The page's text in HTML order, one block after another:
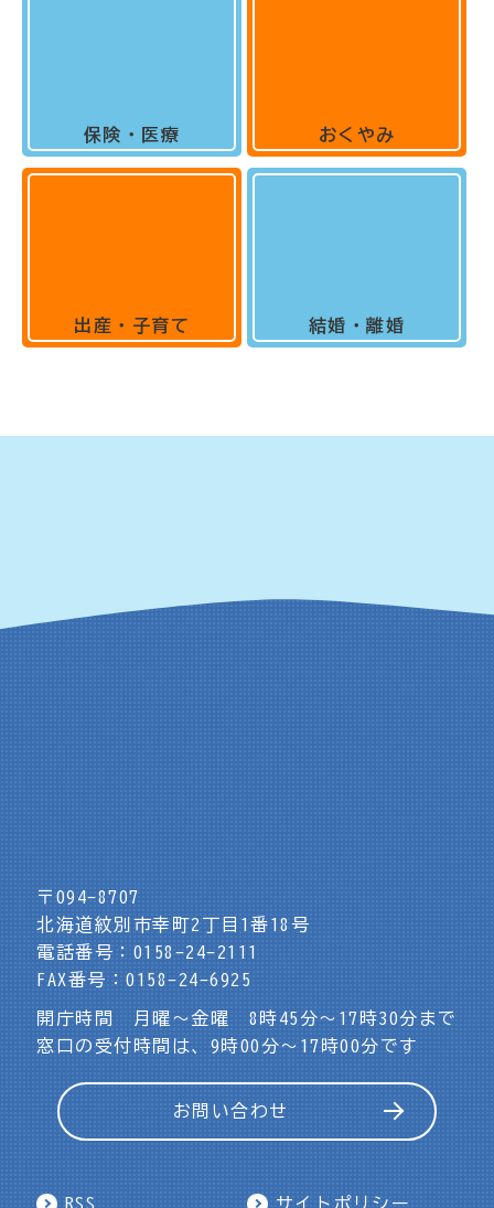
保険・医療
出産・子育て
おくやみ
結婚・離婚
〒094-8707
北海道紋別市幸町2丁目1番18号
電話番号：0158-24-2111
FAX番号：0158-24-6925
開庁時間 月曜～金曜 8時45分～17時30分まで
窓口の受付時間は、9時00分～17時00分です
お問い合わせ
RSS サイトポリシー